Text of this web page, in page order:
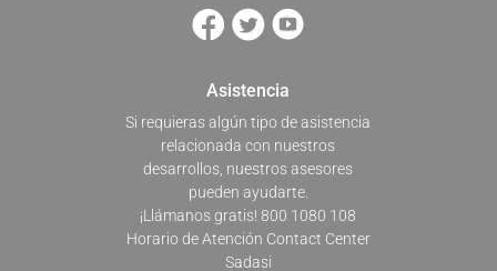
Asistencia
Si requieras algún tipo de asistencia
relacionada con nuestros
desarrollos, nuestros asesores
pueden ayudarte.
¡Llámanos gratis! 800 1080 108
Horario de Atención Contact Center
Sadasi